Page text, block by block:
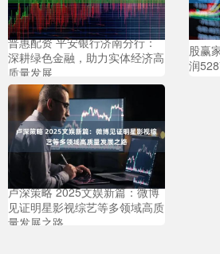
普惠配资 平安银行济南分行：
深耕绿色金融，助力实体经济高
质量发展
股赢
润
卢深策略 2025文娱新篇：微博
见证明星影视综艺等多领域高质
量发展之路